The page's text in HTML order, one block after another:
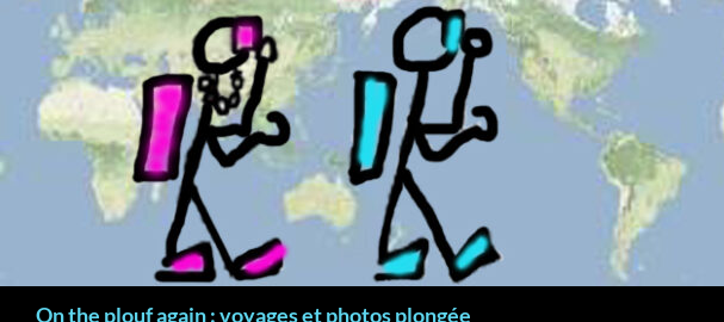
contenu
On the plouf again : voyages et photos plongée